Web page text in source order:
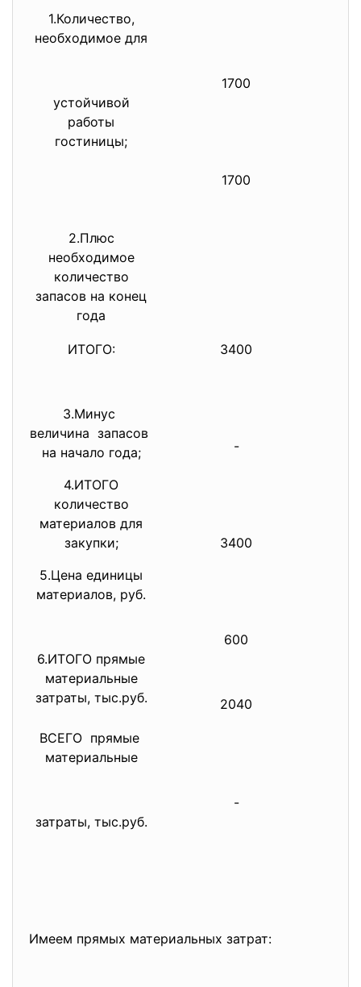
1.Количество,
необходимое для
устойчивой
работы
гостиницы;
2.Плюс
необходимое
количество
запасов на конец
года
1700
1700
ИТОГО:
3.Минус
величина запасов
на начало года;
4.ИТОГО
количество
материалов для
закупки;
5.Цена единицы
материалов, руб.
6.ИТОГО прямые
материальные
затраты, тыс.руб.
3400
-
3400
600
2040
ВСЕГО прямые
материальные
затраты, тыс.руб.
-
Имеем прямых материальных затрат: